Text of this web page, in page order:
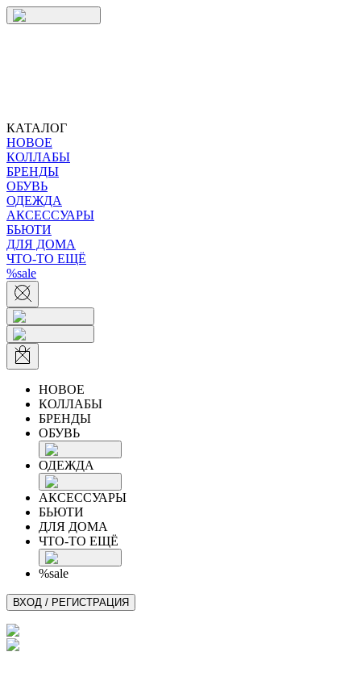
КАТАЛОГ
НОВОЕ
КОЛЛАБЫ
БРЕНДЫ
ОБУВЬ
ОДЕЖДА
АКСЕССУАРЫ
БЬЮТИ
ДЛЯ ДОМА
ЧТО-ТО ЕЩЁ
%sale
НОВОЕ
КОЛЛАБЫ
БРЕНДЫ
ОБУВЬ
ОДЕЖДА
АКСЕССУАРЫ
БЬЮТИ
ДЛЯ ДОМА
ЧТО-ТО ЕЩЁ
%sale
ВХОД / РЕГИСТРАЦИЯ